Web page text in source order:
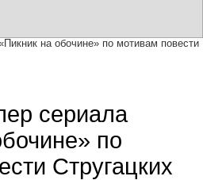
на обочине» по мотивам повести
сериала
по
Стругацких